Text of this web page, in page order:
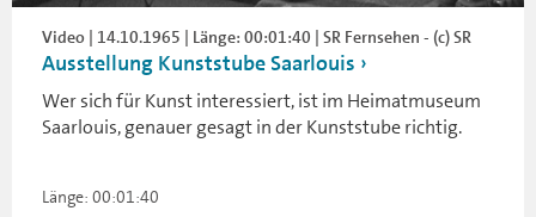
Video | 14.10.1965 | Länge: 00:01:40 | SR Fernsehen - (c) SR
Ausstellung Kunststube Saarlouis
Wer sich für Kunst interessiert, ist im Heimatmuseum
Saarlouis, genauer gesagt in der Kunststube richtig.
Länge: 00:01:40